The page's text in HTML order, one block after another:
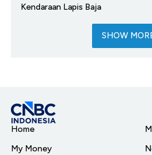
Kendaraan Lapis Baja
SHOW
Home
My Money